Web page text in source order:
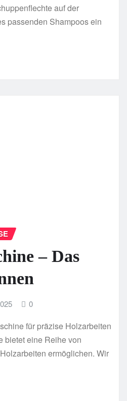
auf der
passenden Shampoos ein
– Das
0
für präzise Holzarbeiten
bietet eine Reihe von
ermöglichen. Wir